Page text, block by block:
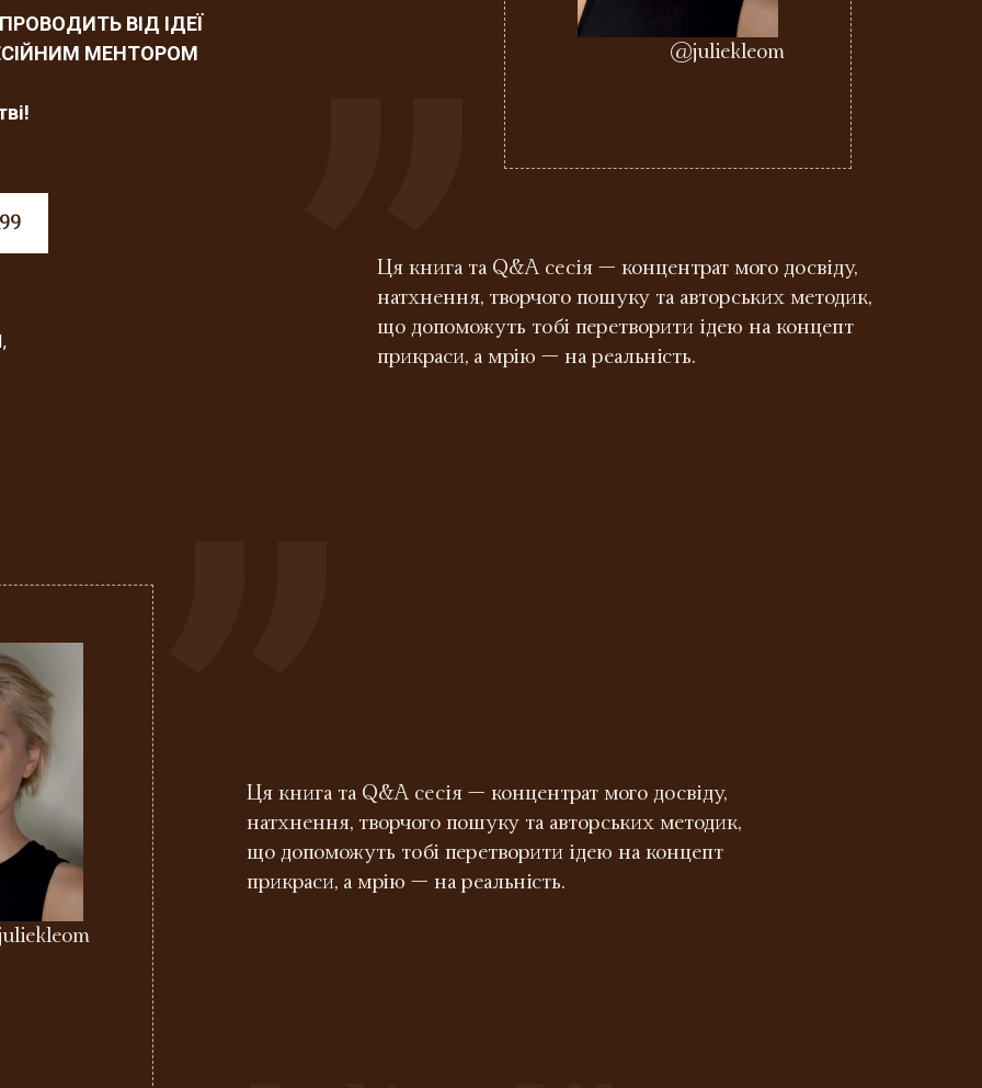
ВІД ІДЕЇ
МЕНТОРОМ
”
Ця книга та Q&A сесія — концентрат мого досвіду,
натхнення, творчого пошуку та авторських методик,
що допоможуть тобі перетворити ідею на концепт
прикраси, а мрію — на реальність.
@juliekleom
”
Ця книга та Q&A сесія — концентрат мого досвіду,
натхнення, творчого пошуку та авторських методик,
що допоможуть тобі перетворити ідею на концепт
прикраси, а мрію — на реальність.